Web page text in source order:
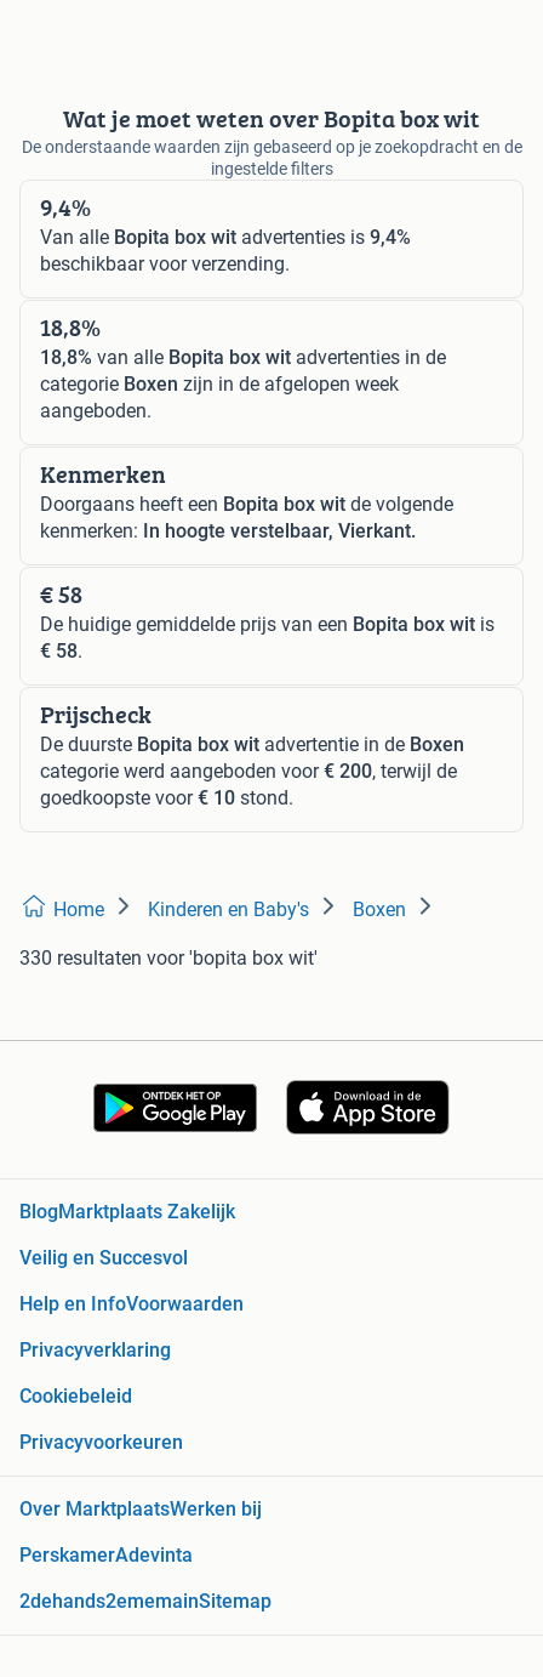
Wat je moet weten over Bopita box wit
De onderstaande waarden zijn gebaseerd op je zoekopdracht en de
ingestelde filters
9,4%
Van alle Bopita box wit advertenties is 9,4%
beschikbaar voor verzending.
18,8%
18,8% van alle Bopita box wit advertenties in de
categorie Boxen zijn in de afgelopen week
aangeboden.
Kenmerken
Doorgaans heeft een Bopita box wit de volgende
kenmerken: In hoogte verstelbaar, Vierkant.
€ 58
De huidige gemiddelde prijs van een Bopita box wit is
€ 58.
Prijscheck
De duurste Bopita box wit advertentie in de Boxen
categorie werd aangeboden voor€ 200, terwijl de
goedkoopste voor€ 10 stond.
Home Kinderen en Baby's Boxen
330 resultaten voor 'bopita box wit'
BlogMarktplaats Zakelijk
Veilig en Succesvol
Help en InfoVoorwaarden
Privacyverklaring
Cookiebeleid
Privacyvoorkeuren
Over MarktplaatsWerken bij
PerskamerAdevinta
2dehands2ememainSitemap